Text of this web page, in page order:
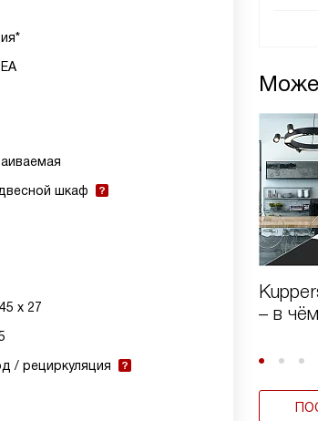
– в
шкаф
х 27
/ рециркуляция